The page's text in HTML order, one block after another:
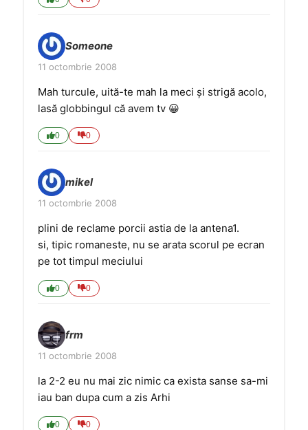
Someone
11 octombrie 2008
Mah turcule, uită-te mah la meci şi strigă acolo,
lasă globbingul că avem tv 😀
0 0
mikel
11 octombrie 2008
plini de reclame porcii astia de la antena1.
si, tipic romaneste, nu se arata scorul pe ecran
pe tot timpul meciului
0 0
frm
11 octombrie 2008
la 2-2 eu nu mai zic nimic ca exista sanse sa-mi
iau ban dupa cum a zis Arhi
0 0